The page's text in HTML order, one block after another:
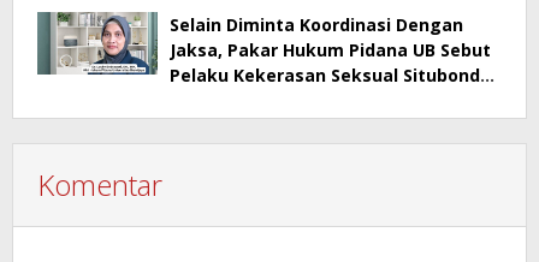
Selain Diminta Koordinasi Dengan
Jaksa, Pakar Hukum Pidana UB Sebut
Pelaku Kekerasan Seksual Situbondo
Komentar